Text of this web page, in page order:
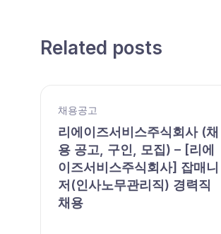
Related posts
채용공고
리에이즈서비스주식회사 (채
용 공고, 구인, 모집) – [리에
이즈서비스주식회사] 잡매니
저(인사노무관리직) 경력직
채용